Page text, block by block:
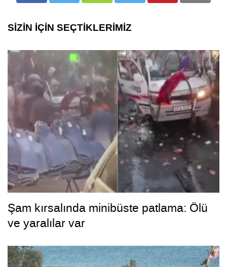
SİZİN İÇİN SEÇTİKLERİMİZ
Şam kırsalında minibüste patlama: Ölü
ve yaralılar var